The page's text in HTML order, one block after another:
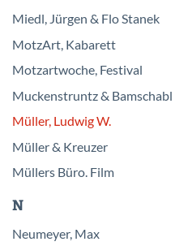
Miedl, Jürgen & Flo Stanek
MotzArt, Kabarett
Motzartwoche, Festival
Muckenstruntz & Bamschabl
Müller, Ludwig W.
Müller & Kreuzer
Müllers Büro. Film
N
Neumeyer, Max